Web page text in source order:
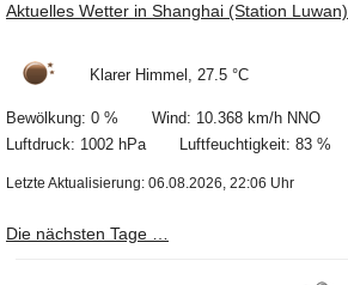
Aktuelles Wetter in Shanghai (Station Luwan)
Klarer Himmel, 27.5 °C
Bewölkung: 0 % Wind: 10.368 km/h NNO
Luftdruck: 1002 hPa Luftfeuchtigkeit: 83 %
Letzte Aktualisierung: 06.08.2026, 22:06 Uhr
Die nächsten Tage …